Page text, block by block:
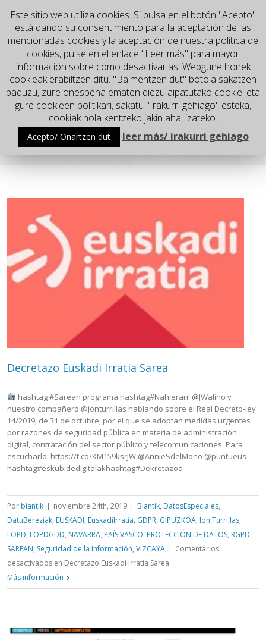
Go to...
Blog
Decretazo Euskadi Irratia Sarea
hashtag #Sarean programa hashtag#Nahieran! @JWalino y
nuestro compañero @jonturrillas hablando sobre el Real Decreto-ley
14/2019, de 31 de octubre, por el que se adoptan medidas urgentes
por razones de seguridad pública en materia de administración
digital, contratación del sector público y telecomunicaciones. Para
escucharlo: https://t.co/KM159ksrJW @AnnieSdelMono @puntueus
hashtag#eskubidedigitalakhashtag#Dekretazoa
Por biantik | noviembre 24th, 2019 | Biantik, DatosEspeciales,
DatuBereziak, EUSKADI, EuskadiIrratia, GDPR, GIPUZKOA, Ion Turrillas,
LOPD, LOPDGDD, NAVARRA, PAÍS VASCO, PROTECCIÓN DE DATOS, RGPD,
SAREAN, Seguridad de la Información, VIZCAYA | Comentarios
desactivados en Decretazo Euskadi Irratia Sarea
Más información
Este sitio web utiliza cookies. Si pulsa en el botón "Acepto"
está dando su consentimiento para la aceptación de las
mencionadas cookies y la aceptación de nuestra política de
cookies, pulse en el enlace "Leer más" para mayor
información sobre como desactivarlas. Webgune honek
cookieak erabiltzen ditu. "Baimentzen dut" botoia sakatzen
baduzu, zure onespena ematen diezu aipatutako cookiei eta
gure cookieen politikari, sakatu "Irakurri gehiago" esteka,
cookiak nola kentzeko jakin ahal izateko.
Acepto/ Onartzen dut leer más/ irakurri gehiago